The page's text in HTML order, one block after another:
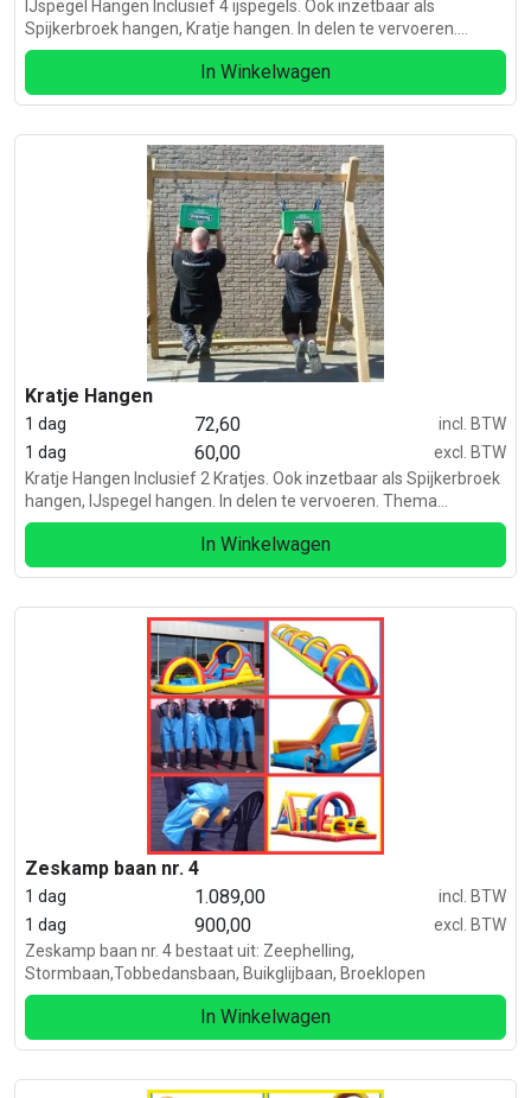
IJspegel Hangen Inclusief 4 ijspegels. Ook inzetbaar als
Spijkerbroek hangen, Kratje hangen. In delen te vervoeren.
Thema zeskamp, country en western/ apres ski / Winter
In Winkelwagen
Kratje Hangen
1 dag 72,60
incl. BTW
1 dag
60,00
excl. BTW
Kratje Hangen Inclusief 2 Kratjes. Ook inzetbaar als Spijkerbroek
hangen, IJspegel hangen. In delen te vervoeren. Thema
zeskamp, country en western/ apres ski.
In Winkelwagen
Zeskamp baan nr. 4
1 dag 1.089,00
incl. BTW
1 dag
900,00
excl. BTW
Zeskamp baan nr. 4 bestaat uit: Zeephelling,
Stormbaan,Tobbedansbaan, Buikglijbaan, Broeklopen
In Winkelwagen